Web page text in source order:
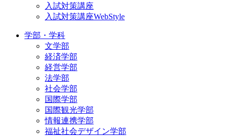
入試対策講座
入試対策講座WebStyle
学部・学科
文学部
経済学部
経営学部
法学部
社会学部
国際学部
国際観光学部
情報連携学部
福祉社会デザイン学部